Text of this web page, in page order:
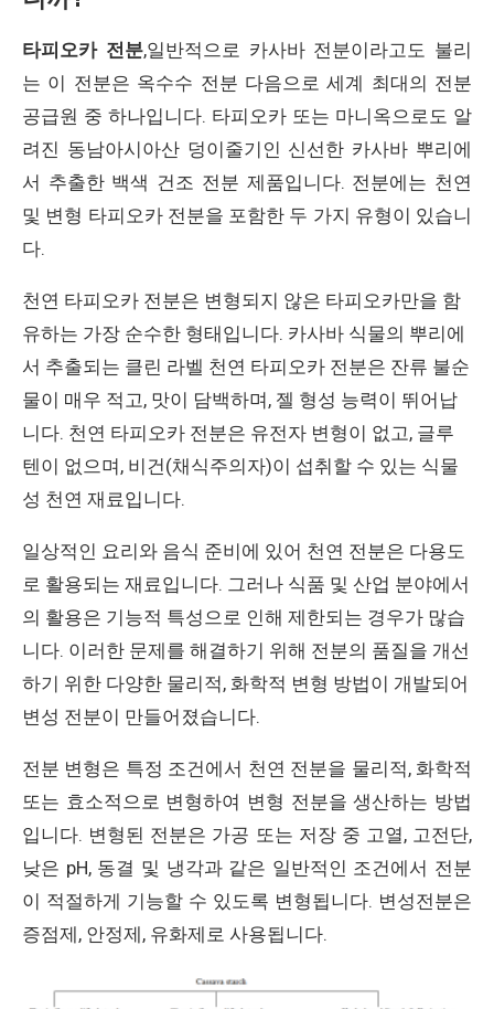
타피오카 전분,일반적으로 카사바 전분이라고도 불리
는 이 전분은 옥수수 전분 다음으로 세계 최대의 전분
공급원 중 하나입니다. 타피오카 또는 마니옥으로도 알
려진 동남아시아산 덩이줄기인 신선한 카사바 뿌리에
서 추출한 백색 건조 전분 제품입니다. 전분에는 천연
및 변형 타피오카 전분을 포함한 두 가지 유형이 있습니
다.
천연 타피오카 전분은 변형되지 않은 타피오카만을 함
유하는 가장 순수한 형태입니다. 카사바 식물의 뿌리에
서 추출되는 클린 라벨 천연 타피오카 전분은 잔류 불순
물이 매우 적고, 맛이 담백하며, 젤 형성 능력이 뛰어납
니다. 천연 타피오카 전분은 유전자 변형이 없고, 글루
텐이 없으며, 비건(채식주의자)이 섭취할 수 있는 식물
성 천연 재료입니다.
일상적인 요리와 음식 준비에 있어 천연 전분은 다용도
로 활용되는 재료입니다. 그러나 식품 및 산업 분야에서
의 활용은 기능적 특성으로 인해 제한되는 경우가 많습
니다. 이러한 문제를 해결하기 위해 전분의 품질을 개선
하기 위한 다양한 물리적, 화학적 변형 방법이 개발되어
변성 전분이 만들어졌습니다.
전분 변형은 특정 조건에서 천연 전분을 물리적, 화학적
또는 효소적으로 변형하여 변형 전분을 생산하는 방법
입니다. 변형된 전분은 가공 또는 저장 중 고열, 고전단,
낮은 pH, 동결 및 냉각과 같은 일반적인 조건에서 전분
이 적절하게 기능할 수 있도록 변형됩니다. 변성전분은
증점제, 안정제, 유화제로 사용됩니다.